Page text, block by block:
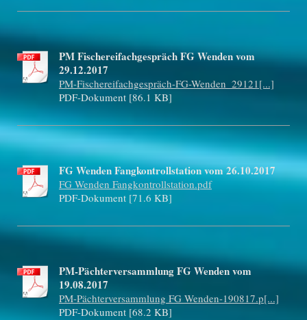
PM Fischereifachgespräch FG Wenden vom
29.12.2017
PM-Fischereifachgespräch-FG-Wenden_29121[...]
PDF-Dokument [86.1 KB]
FG Wenden Fangkontrollstation vom 26.10.2017
FG Wenden Fangkontrollstation.pdf
PDF-Dokument [71.6 KB]
PM-Pächterversammlung FG Wenden vom
19.08.2017
PM-Pächterversammlung FG Wenden-190817.p[...]
PDF-Dokument [68.2 KB]